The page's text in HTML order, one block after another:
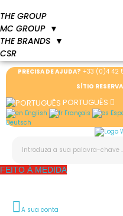
THE GROUP
MC GROUP ▼
THE BRANDS ▼
CSR
PRECISA DE AJUDA? +33 (0)4 42
SÍTIO
PORTUGUÊS
English Français
Deutsch
FEITO À MEDIDA
A sua conta